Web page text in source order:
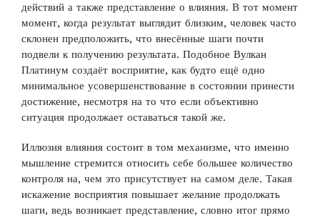
действий а также представление о влияния. В тот момент
момент, когда результат выглядит близким, человек часто
склонен предположить, что внесённые шаги почти
подвели к получению результата. Подобное Вулкан
Платинум создаёт восприятие, как будто ещё одно
минимальное усовершенствование в состоянии принести
достижение, несмотря на то что если объективно
ситуация продолжает оставаться такой же.
Иллюзия влияния состоит в том механизме, что именно
мышление стремится относить себе большее количество
контроля на, чем это присутствует на самом деле. Такая
искажение восприятия повышает желание продолжать
шаги, ведь возникает представление, словно итог прямо